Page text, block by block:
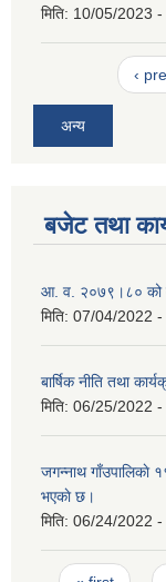
मिति: 10/05/2023 -
‹
अन्य
बजेट तथा
आ. व. २०७९।८० को
मिति: 07/04/2022 -
बार्षिक नीति तथा
मिति: 06/25/2022 -
जगन्नाथ
भएकाे छ।
मिति: 06/24/2022 -